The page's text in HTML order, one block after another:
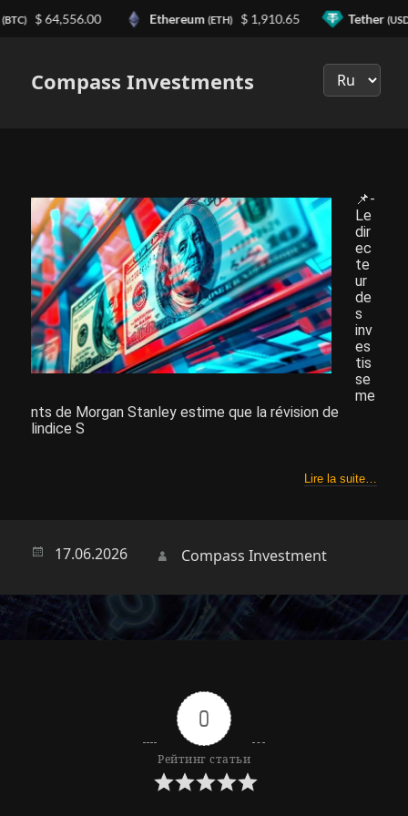
Compass Investments
📌-
Le
dir
ec
te
ur
de
s
inv
es
tis
se
me
nts de Morgan Stanley estime que la révision de
lindice S
Lire la suite…
17.06.2026 Автор
Compass Investment
0
Рейтинг статьи
(BTC) $ 64,556.00 Ethereum (ETH) $ 1,910.65 Tether